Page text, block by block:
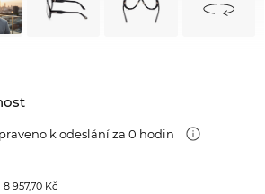
k odeslání za 0 hodin
8 957,70 Kč